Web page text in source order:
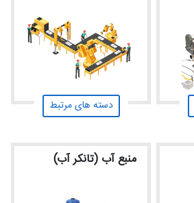
دسته های مرتبط
منبع آب (تانکر آب)